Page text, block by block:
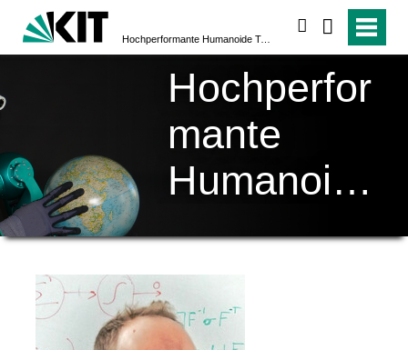
Hochperformante Humanoide Technologien (H²T)
Hochperfor
mante
Humanoide
Technologi
en (H²T)